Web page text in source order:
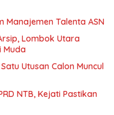
Manajemen Talenta ASN
Lombok Utara
Muda
Utusan Calon Muncul
NTB, Kejati Pastikan